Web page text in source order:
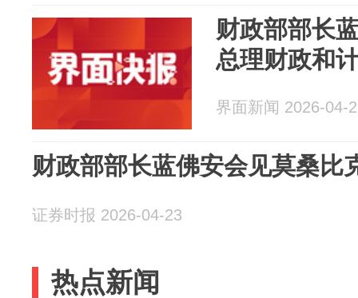
财政部部长
总理财政和
界面新闻 2026-04-
财政部部长蓝佛安会见莫桑比
证券时报 2026-04-23
热点新闻